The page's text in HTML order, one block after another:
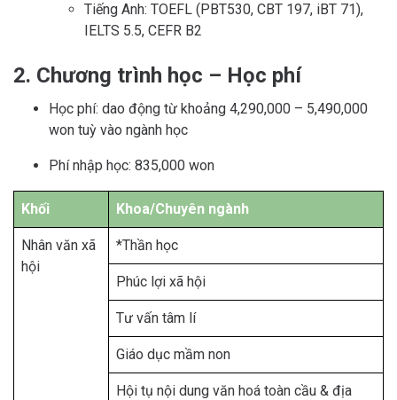
Tiếng Anh: TOEFL (PBT530, CBT 197, iBT 71),
IELTS 5.5, CEFR B2
2. Chương trình học – Học phí
Học phí: dao động từ khoảng 4,290,000 – 5,490,000
won tuỳ vào ngành học
Phí nhập học: 835,000 won
Khối Khoa/Chuyên ngành
Nhân văn xã
hội
*Thần học
Phúc lợi xã hội
Tư vấn tâm lí
Giáo dục mầm non
Hội tụ nội dung văn hoá toàn cầu & địa